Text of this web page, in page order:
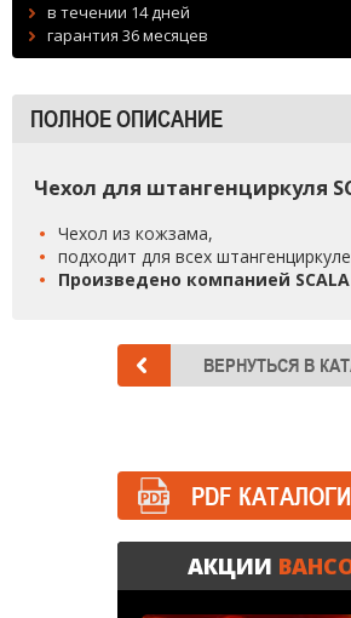
в течении 14 дней
гарантия 36 месяцев
ПОЛНОЕ ОПИСАНИЕ
Чехол для штангенциркуля
Чехол из кожзама,
подходит для всех
Произведено компанией
PDF КАТАЛОГИ
АКЦИИ